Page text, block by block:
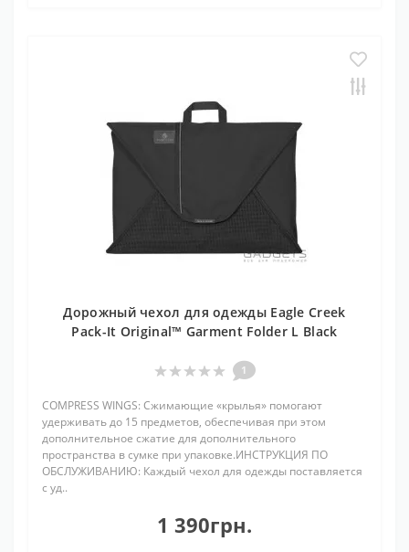
Дорожный чехол для одежды Eagle Creek
Pack-It Original™ Garment Folder L Black
1
COMPRESS WINGS: Сжимающие «крылья» помогают
удерживать до 15 предметов, обеспечивая при этом
дополнительное сжатие для дополнительного
пространства в сумке при упаковке.ИНСТРУКЦИЯ ПО
ОБСЛУЖИВАНИЮ: Каждый чехол для одежды поставляется
с уд..
1 390грн.